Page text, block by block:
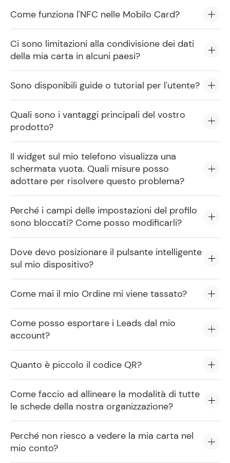
Come funziona l'NFC nelle Mobilo Card?
Ci sono limitazioni alla condivisione dei dati
della mia carta in alcuni paesi?
Sono disponibili guide o tutorial per l'utente?
Quali sono i vantaggi principali del vostro
prodotto?
Il widget sul mio telefono visualizza una
schermata vuota. Quali misure posso
adottare per risolvere questo problema?
Perché i campi delle impostazioni del profilo
sono bloccati? Come posso modificarli?
Dove devo posizionare il pulsante intelligente
sul mio dispositivo?
Come mai il mio Ordine mi viene tassato?
Come posso esportare i Leads dal mio
account?
Quanto è piccolo il codice QR?
Come faccio ad allineare la modalità di tutte
le schede della nostra organizzazione?
Perché non riesco a vedere la mia carta nel
mio conto?